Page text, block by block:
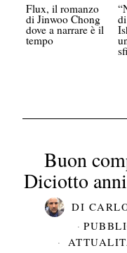
Flux, il romanzo
di Jinwoo Chong
dove a narrare è il
tempo
Buon
Diciotto
DI